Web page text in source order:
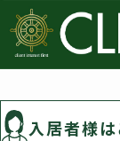
入居者様は